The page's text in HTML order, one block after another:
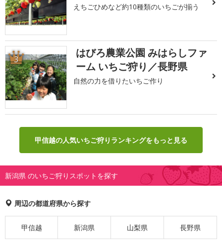
えちごひめなど約10種類のいちごが揃う
3
はびろ農業公園 みはらしファ
ーム いちご狩り／長野県
自然の力を借りたいちご作り
甲信越の人気いちご狩りランキングをもっと見る
新潟県 のいちご狩りスポットを探す
周辺の都道府県から探す
甲信越 新潟県 山梨県 長野県